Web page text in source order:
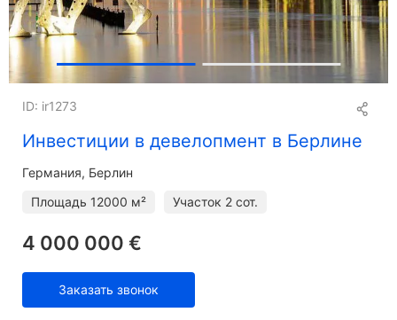
Инвестиции в девелопмент в Берлине
ID: ir1273
Германия, Берлин
Площадь 12000 м² Участок 2 сот.
4 000 000 €
Заказать звонок